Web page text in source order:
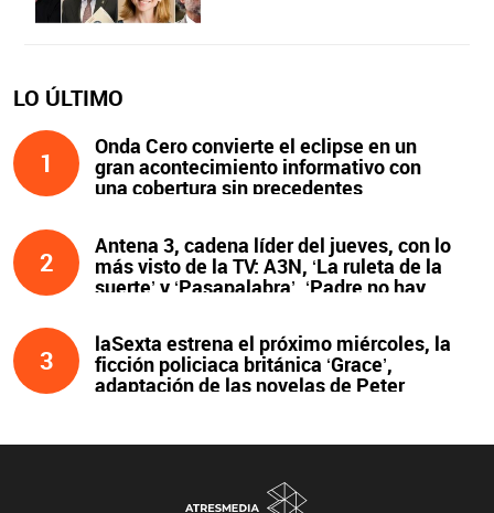
LO ÚLTIMO
1
Onda Cero convierte el eclipse en un
gran acontecimiento informativo con
una cobertura sin precedentes
2
Antena 3, cadena líder del jueves, con lo
más visto de la TV: A3N, ‘La ruleta de la
suerte’ y ‘Pasapalabra’. ‘Padre no hay
3
laSexta estrena el próximo miércoles, la
ficción policiaca británica ‘Grace’,
adaptación de las novelas de Peter